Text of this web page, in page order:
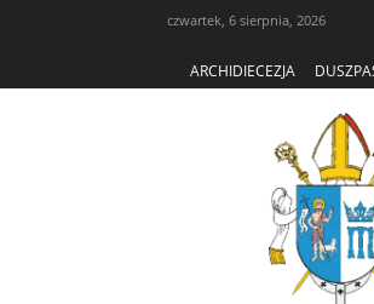
czwartek, 6 sierpnia, 2026
ARCHIDIECEZJA